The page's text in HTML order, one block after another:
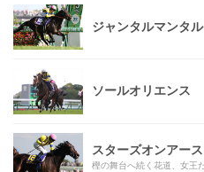
ジャンタルマンタル
ソールオリエンス
スターズオンアース
樫の舞台へ続く花道、女王